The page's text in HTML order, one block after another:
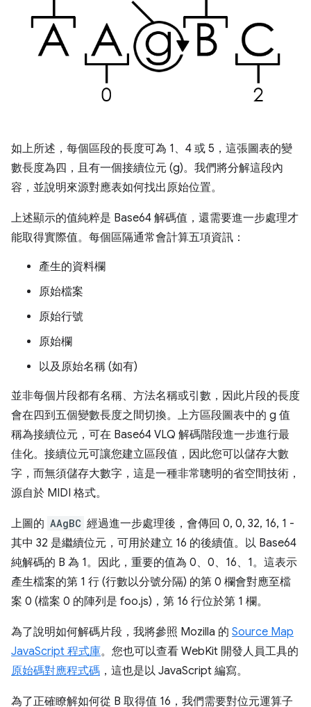
如上所述，每個區段的長度可為 1、4 或 5，這張圖表的變
數長度為四，且有一個接續位元 (g)。我們將分解這段內
容，並說明來源對應表如何找出原始位置。
上述顯示的值純粹是 Base64 解碼值，還需要進一步處理才
能取得實際值。每個區隔通常會計算五項資訊：
產生的資料欄
原始檔案
原始行號
原始欄
以及原始名稱 (如有)
並非每個片段都有名稱、方法名稱或引數，因此片段的長度
會在四到五個變數長度之間切換。上方區段圖表中的 g 值
稱為接續位元，可在 Base64 VLQ 解碼階段進一步進行最
佳化。接續位元可讓您建立區段值，因此您可以儲存大數
字，而無須儲存大數字，這是一種非常聰明的省空間技術，
源自於 MIDI 格式。
上圖的 AAgBC 經過進一步處理後，會傳回 0, 0, 32, 16, 1 -
其中 32 是繼續位元，可用於建立 16 的後續值。以 Base64
純解碼的 B 為 1。因此，重要的值為 0、0、16、1。這表示
產生檔案的第 1 行 (行數以分號分隔) 的第 0 欄會對應至檔
案 0 (檔案 0 的陣列是 foo.js)，第 16 行位於第 1 欄。
為了說明如何解碼片段，我將參照 Mozilla 的 Source Map
JavaScript 程式庫。您也可以查看 WebKit 開發人員工具的
原始碼對應程式碼 ，這也是以 JavaScript 編寫。
為了正確瞭解如何從 B 取得值 16，我們需要對位元運算子